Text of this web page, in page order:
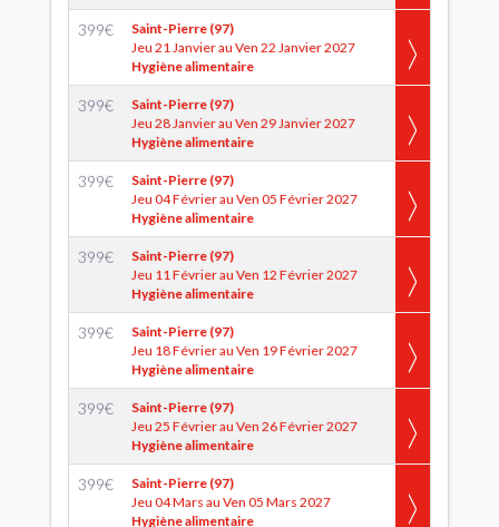
399€
Saint-Pierre (97)
Jeu 21 Janvier au Ven 22 Janvier 2027
Hygiène alimentaire
399€
Saint-Pierre (97)
Jeu 28 Janvier au Ven 29 Janvier 2027
Hygiène alimentaire
399€
Saint-Pierre (97)
Jeu 04 Février au Ven 05 Février 2027
Hygiène alimentaire
399€
Saint-Pierre (97)
Jeu 11 Février au Ven 12 Février 2027
Hygiène alimentaire
399€
Saint-Pierre (97)
Jeu 18 Février au Ven 19 Février 2027
Hygiène alimentaire
399€
Saint-Pierre (97)
Jeu 25 Février au Ven 26 Février 2027
Hygiène alimentaire
399€
Saint-Pierre (97)
Jeu 04 Mars au Ven 05 Mars 2027
Hygiène alimentaire